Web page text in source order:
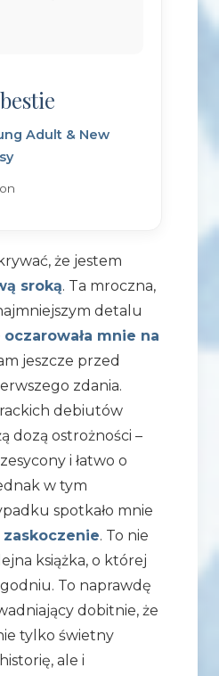
Adult & New
że jestem
sroką. Ta mroczna,
detalu
oczarowała mnie na
jeszcze przed
zdania.
debiutów
dozą ostrożności –
i łatwo o
w tym
spotkało mnie
. To nie
książka, o której
To naprawdę
dobitnie, że
tylko świetny
ale i